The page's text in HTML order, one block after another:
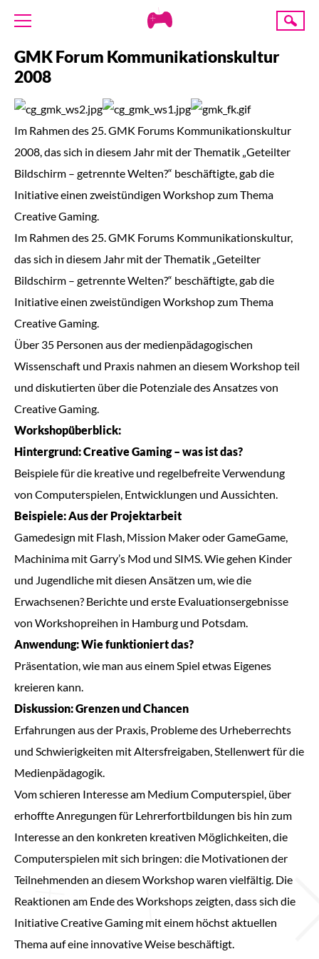
Creative
ÜBER UNS
TERMINE
ANGEBOTE
PROJEKTE
PRESSE
Suche
GMK Forum Kommunikationskultur
2008
Im Rahmen des 25. GMK Forums Kommunikationskultur
2008, das sich in diesem Jahr mit der Thematik „Geteilter
Bildschirm – getrennte Welten?“ beschäftigte, gab die
Initiative einen zweistündigen Workshop zum Thema
Creative Gaming.
Im Rahmen des 25. GMK Forums Kommunikationskultur,
das sich in diesem Jahr mit der Thematik „Geteilter
Bildschirm – getrennte Welten?“ beschäftigte, gab die
Initiative einen zweistündigen Workshop zum Thema
Creative Gaming.
Über 35 Personen aus der medienpädagogischen
Wissenschaft und Praxis nahmen an diesem Workshop teil
und diskutierten über die Potenziale des Ansatzes von
Creative Gaming.
Workshopüberblick:
Hintergrund: Creative Gaming – was ist das?
Beispiele für die kreative und regelbefreite Verwendung
von Computerspielen, Entwicklungen und Aussichten.
Beispiele: Aus der Projektarbeit
Gamedesign mit Flash, Mission Maker oder GameGame,
Machinima mit Garry’s Mod und SIMS. Wie gehen Kinder
und Jugendliche mit diesen Ansätzen um, wie die
Erwachsenen? Berichte und erste Evaluationsergebnisse
von Workshopreihen in Hamburg und Potsdam.
Anwendung: Wie funktioniert das?
Präsentation, wie man aus einem Spiel etwas Eigenes
kreieren kann.
Diskussion: Grenzen und Chancen
Erfahrungen aus der Praxis, Probleme des Urheberrechts
und Schwierigkeiten mit Altersfreigaben, Stellenwert für die
Medienpädagogik.
Vom schieren Interesse am Medium Computerspiel, über
erhoffte Anregungen für Lehrerfortbildungen bis hin zum
Interesse an den konkreten kreativen Möglichkeiten, die
Computerspielen mit sich bringen: die Motivationen der
Teilnehmenden an diesem Workshop waren vielfältig. Die
Reaktionen am Ende des Workshops zeigten, dass sich die
Initiative Creative Gaming mit einem höchst aktuellen
Thema auf eine innovative Weise beschäftigt.